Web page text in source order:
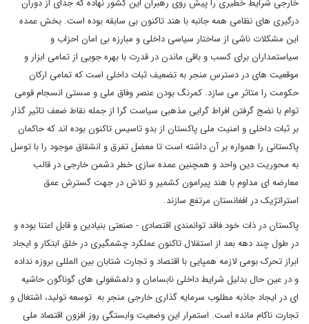
خارجی شرایط خطیری را پیش روی رهبران این کشور نهاده که جدای از دوران
درگیری های نظامی همه جانبه با هند تاکنون بی سابقه بوده است. بخش عمده
این مشکلات ناشی از ساختار سیاسی داخلی و مبارزه بی امان احزاب و
سیاستمداران برای کسب و باقی ماندن در قدرت با بهره جویی از تمامی ابزار و
موقعیت های در دسترس منجر به تضعیف ثبات داخلی است که تمامی ارکان
حکومت را متاثر می سازد. کمرنگ بودن عنصر وفاق ملی و سستی انسجام قومی
توام با نضج گرفتن افراط گرایی مذهبی سیاست گرا از جمله نقاط ضعف تاثیر گذار
بر ثبات داخلی و امنیت ملی پاکستان از بدو تاسیس تاکنون بوده اند که حاکمان
پاکستانی را همواره بر آن داشته است تا معضل تفرق و انشقاق موجود را با توسل
به محوریت دین واحد و همچنین عمده سازی خطر دشمن خارجی در قالب
معارضه ای مداوم با هند پیرامون کشمیر و تلاش در جهت گسترش عمق
استراتژیک در افغانستان مرتفع سازند.
پاکستان در ذات خود فاقد توانمندی اقتصادی - صنعتی بنیادین و قابل اعتنا بوده و
در طول چند دهه بعد از استقلال تاکنون عملکرد چشمگیری در خلق ابتکار و ایجاد
ابراز تحرک بومی لازمه همپایی با اقتصاد و تجارت شتابان بین المللی بروزه نداده
و در عین حال بدلیل شرایط داخلی نابسامان و دلمشغولی های گوناگون حاشیه
ای در ایجاد جاذبه مطلوب سرمایه گذاری خارجی منجر به توسعه تولید، اشتغال و
تجارت ناکام مانده است. استمرار این وضعیت وابستگی روز افزون اقتصاد ملی